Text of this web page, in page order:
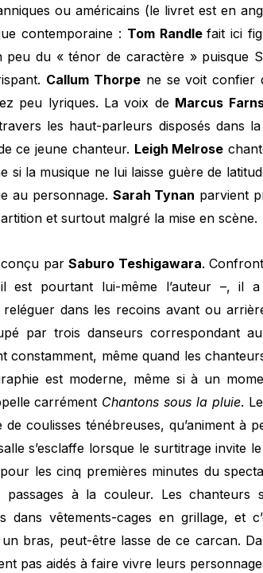
ou américains (le livret est en
contemporaine : Tom Randlefait ici
du « ténor de caractère » puisque
Callum Thorpene se voit confier
peu lyriques. La voix de Marcus
les haut-parleurs disposés dans
ce jeune chanteur. Leigh Melrose
si la musique ne lui laisse guère de
au personnage. Sarah Tynan parvient
et surtout malgré la mise en scène.
conçu parSaburo Teshigawara.
pourtant lui-même l’auteur –, il a
reléguer dans les recoins avant ou
par trois danseurs correspondant
constamment, même quand les
est moderne, même si à un
carrément Chantons sous la pluie.
coulisses ténébreuses, qu’animent à
s’esclaffe lorsque le surtitrage invite
les cinq premières minutes du
à la couleur. Les chanteurs
dans vêtements-cages en grillage, et
bras, peut-être lasse de ce carcan.
pas aidés à faire vivre leurs